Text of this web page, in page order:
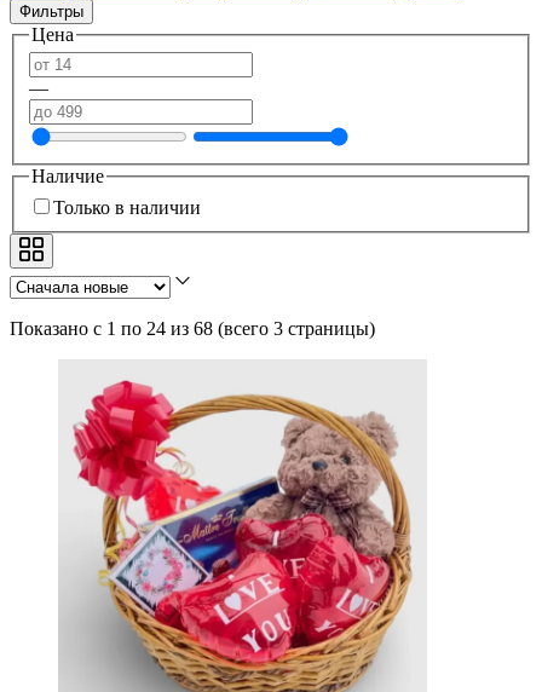
Фильтры
Цена
—
Наличие
Только в наличии
Показано с 1 по 24 из 68 (всего 3 страницы)